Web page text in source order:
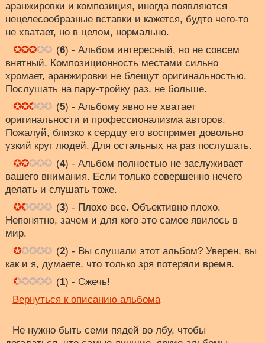
аранжировки и композиция, иногда появляются
нецелесообразные вставки и кажется, будто чего-то
не хватает, но в целом, нормально.
(6) - Альбом интересный, но не совсем
внятный. Композиционность местами сильно
хромает, аранжировки не блещут оригинальностью.
Послушать на пару-тройку раз, не больше.
(5) - Альбому явно не хватает
оригинальности и профессионализма авторов.
Пожалуй, близко к сердцу его воспримет довольно
узкий круг людей. Для остальных на раз послушать.
(4) - Альбом полностью не заслуживает
вашего внимания. Если только совершенно нечего
делать и слушать тоже.
(3) - Плохо все. Объективно плохо.
Непонятно, зачем и для кого это самое явилось в
мир.
(2) - Вы слушали этот альбом? Уверен, вы
как и я, думаете, что только зря потеряли время.
(1) - Сжечь!
Вернуться к описанию альбома
Не нужно быть семи пядей во лбу, чтобы